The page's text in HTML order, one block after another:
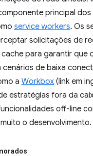
principal dos
service workers. Os
solicitações de
para garantir que
cenários de baixa
a Workbox (link em
estratégias fora da
off-line
o desenvolvimento.